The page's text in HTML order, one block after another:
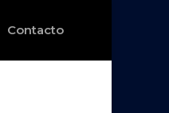
Contacto